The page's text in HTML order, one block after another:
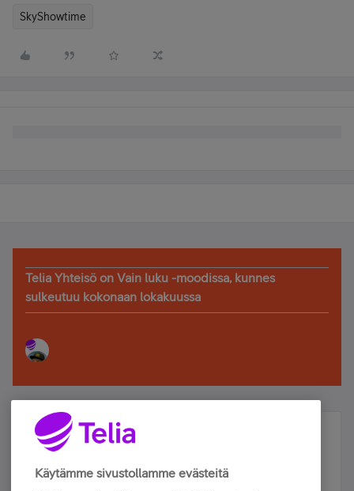
SkyShowtime
Telia Yhteisö on Vain luku -moodissa, kunnes
sulkeutuu kokonaan lokakuussa
Älä jää paitsi – osallistu ja voita!
Tilaa Telian uutiskirje ja olet mukana arvonnassa.
Käytämme sivustollamme evästeitä